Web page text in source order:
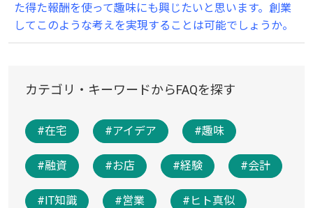
た得た報酬を使って趣味にも興じたいと思います。創業
してこのような考えを実現することは可能でしょうか。
カテゴリ・キーワードからFAQを探す
#在宅 #アイデア #趣味
#融資 #お店 #経験 #会計
#IT知識 #営業 #ヒト真似